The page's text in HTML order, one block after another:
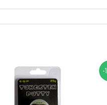
-